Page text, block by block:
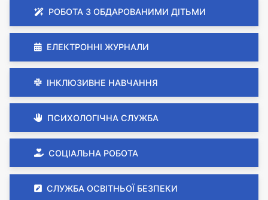
РОБОТА З ОБДАРОВАНИМИ ДІТЬМИ
ЕЛЕКТРОННІ ЖУРНАЛИ
ІНКЛЮЗИВНЕ НАВЧАННЯ
ПСИХОЛОГІЧНА СЛУЖБА
СОЦІАЛЬНА РОБОТА
СЛУЖБА ОСВІТНЬОЇ БЕЗПЕКИ